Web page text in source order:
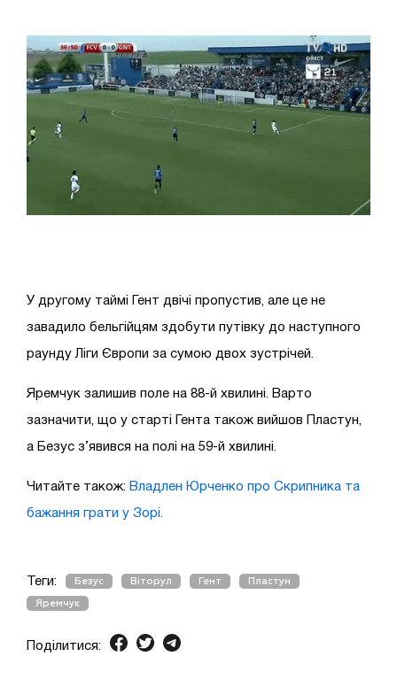
У другому таймі Гент двічі пропустив, але це не
завадило бельгійцям здобути путівку до наступного
раунду Ліги Європи за сумою двох зустрічей.
Яремчук залишив поле на 88-й хвилині. Варто
зазначити, що у старті Гента також вийшов Пластун,
а Безус з’явився на полі на 59-й хвилині.
Читайте також: Владлен Юрченко про Скрипника та
бажання грати у Зорі.
Теги: Безус Віторул Гент Пластун
Яремчук
Поділитися: